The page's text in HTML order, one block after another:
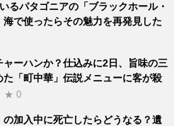
るパタゴニアの「ブラックホール・
海で使ったらその魅力を再発見した
ャーハンか？仕込みに2日、旨味の三
た「町中華」伝説メニューに客が殺
★ 0
の加入中に死亡したらどうなる？遺